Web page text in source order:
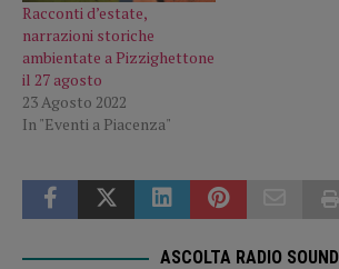
Racconti d’estate,
narrazioni storiche
ambientate a Pizzighettone
il 27 agosto
23 Agosto 2022
In "Eventi a Piacenza"
ASCOLTA RADIO SOUND